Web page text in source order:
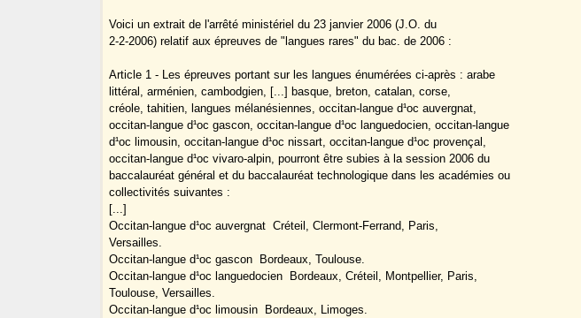
Voici un extrait de l'arrêté ministériel du 23 janvier 2006 (J.O. du
2-2-2006) relatif aux épreuves de "langues rares" du bac. de 2006 :
Article 1 - Les épreuves portant sur les langues énumérées ci-après : arabe
littéral, arménien, cambodgien, [...] basque, breton, catalan, corse,
créole, tahitien, langues mélanésiennes, occitan-langue d¹oc auvergnat,
occitan-langue d¹oc gascon, occitan-langue d¹oc languedocien, occitan-langue
d¹oc limousin, occitan-langue d¹oc nissart, occitan-langue d¹oc provençal,
occitan-langue d¹oc vivaro-alpin, pourront être subies à la session 2006 du
baccalauréat général et du baccalauréat technologique dans les académies ou
collectivités suivantes :
[...]
Occitan-langue d¹oc auvergnat ­ Créteil, Clermont-Ferrand, Paris,
Versailles.
Occitan-langue d¹oc gascon ­ Bordeaux, Toulouse.
Occitan-langue d¹oc languedocien ­ Bordeaux, Créteil, Montpellier, Paris,
Toulouse, Versailles.
Occitan-langue d¹oc limousin ­ Bordeaux, Limoges.